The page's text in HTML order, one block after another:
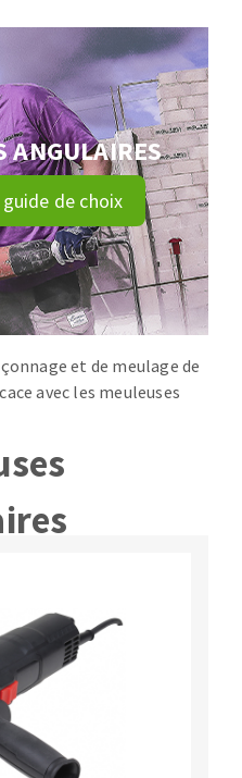
DU MÉTAL
ANGULAIRES
de choix
et de meulage de
avec les meuleuses